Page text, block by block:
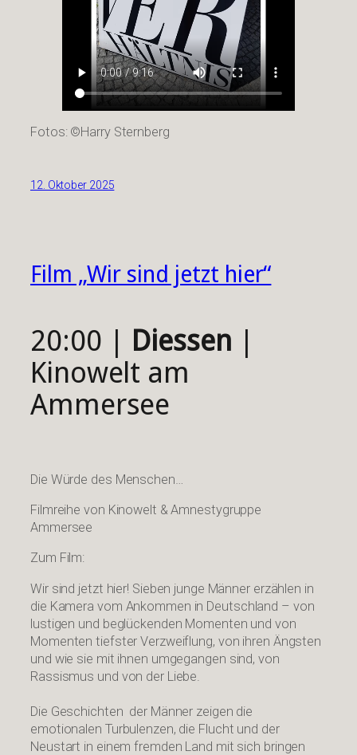
Fotos: ©Harry Sternberg
12. Oktober 2025
Film „Wir sind jetzt hier“
20:00 | Diessen |
Kinowelt am
Ammersee
Die Würde des Menschen…
Filmreihe von Kinowelt & Amnestygruppe
Ammersee
Zum Film:
Wir sind jetzt hier! Sieben junge Männer erzählen in
die Kamera vom Ankommen in Deutschland – von
lustigen und beglückenden Momenten und von
Momenten tiefster Verzweiflung, von ihren Ängsten
und wie sie mit ihnen umgegangen sind, von
Rassismus und von der Liebe.
Die Geschichten der Männer zeigen die
emotionalen Turbulenzen, die Flucht und der
Neustart in einem fremden Land mit sich bringen